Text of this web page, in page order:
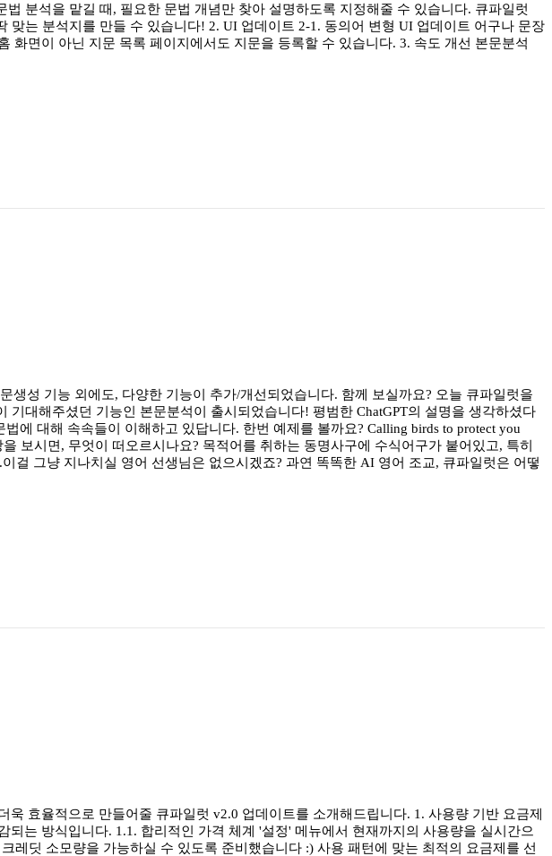
분석을 맡길 때, 필요한 문법 개념만 찾아 설명하도록 지정해줄 수 있습니다. 큐파일럿
는 분석지를 만들 수 있습니다! 2. UI 업데이트 2-1. 동의어 변형 UI 업데이트 어구나 문장
면이 아닌 지문 목록 페이지에서도 지문을 등록할 수 있습니다. 3. 속도 개선 본문분석
성 기능 외에도, 다양한 기능이 추가/개선되었습니다. 함께 보실까요? 오늘 큐파일럿을
대해주셨던 기능인 본문분석이 출시되었습니다! 평범한 ChatGPT의 설명을 생각하셨다
에 대해 속속들이 이해하고 있답니다. 한번 예제를 볼까요? Calling birds to protect you
을 보시면, 무엇이 떠오르시나요? 목적어를 취하는 동명사구에 수식어구가 붙어있고, 특히
걸 그냥 지나치실 영어 선생님은 없으시겠죠? 과연 똑똑한 AI 영어 조교, 큐파일럿은 어떻
효율적으로 만들어줄 큐파일럿 v2.0 업데이트를 소개해드립니다. 1. 사용량 기반 요금제
는 방식입니다. 1.1. 합리적인 가격 체계 '설정' 메뉴에서 현재까지의 사용량을 실시간으
딧 소모량을 가능하실 수 있도록 준비했습니다 :) 사용 패턴에 맞는 최적의 요금제를 선